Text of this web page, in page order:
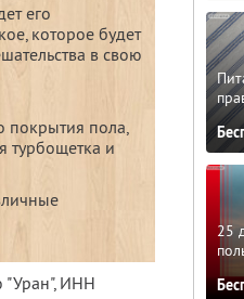
его
которое будет
в свою
покрытия пола,
турбощетка и
"Уран",ИНН
25